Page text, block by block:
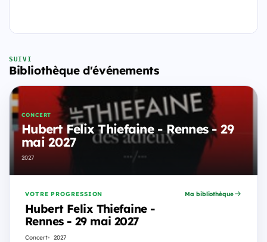
SUIVI
Bibliothèque d'événements
CONCERT
Hubert Felix Thiefaine - Rennes - 29
mai 2027
2027
VOTRE PROGRESSION
Hubert Felix Thiefaine -
Rennes - 29 mai 2027
Concert 2027
Ma bibliothèque